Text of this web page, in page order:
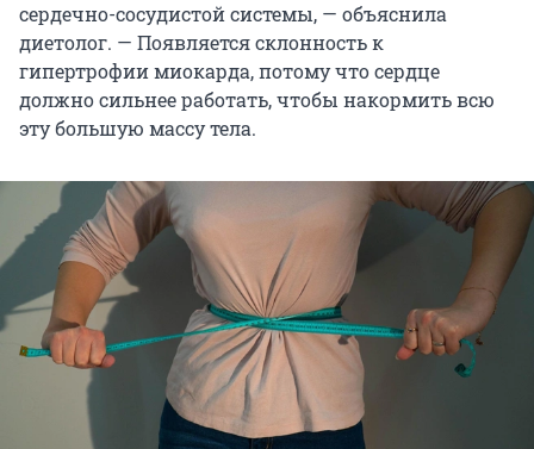
сердечно-сосудистой системы, — объяснила
диетолог. — Появляется склонность к
гипертрофии миокарда, потому что сердце
должно сильнее работать, чтобы накормить всю
эту большую массу тела.